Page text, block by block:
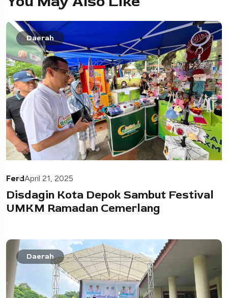
Daerah
FerdApril 21, 2025
Disdagin Kota Depok Sambut Festival
UMKM Ramadan Cemerlang
Daerah